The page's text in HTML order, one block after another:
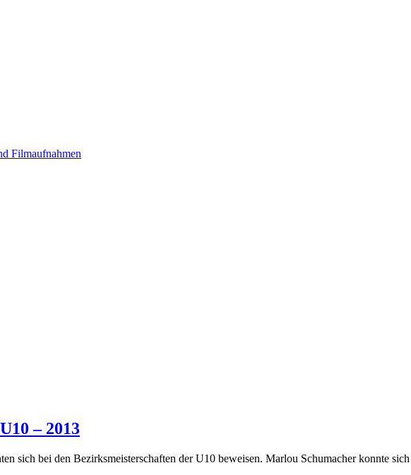
Filmaufnahmen
– 2013
sich bei den Bezirksmeisterschaften der U10 beweisen. Marlou Schumacher konnte